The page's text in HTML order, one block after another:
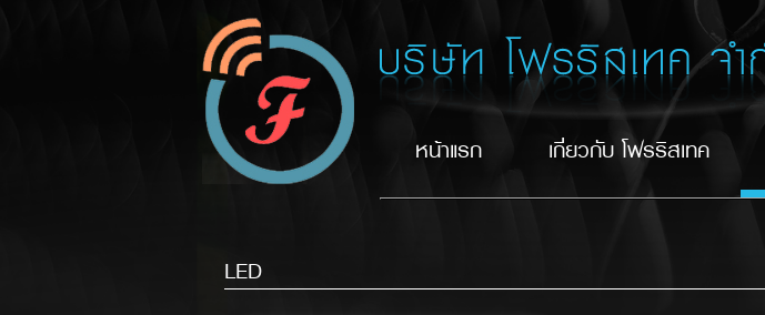
หน้าแรก เกี่ยวกับ โฟรริสเทค
LED